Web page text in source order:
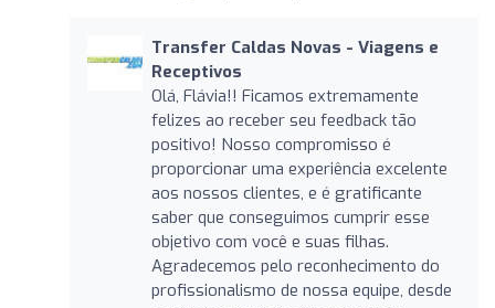
Transfer Caldas Novas - Viagens e
Receptivos
Olá, Flávia!! Ficamos extremamente
felizes ao receber seu feedback tão
positivo! Nosso compromisso é
proporcionar uma experiência excelente
aos nossos clientes, e é gratificante
saber que conseguimos cumprir esse
objetivo com você e suas filhas.
Agradecemos pelo reconhecimento do
profissionalismo de nossa equipe, desde